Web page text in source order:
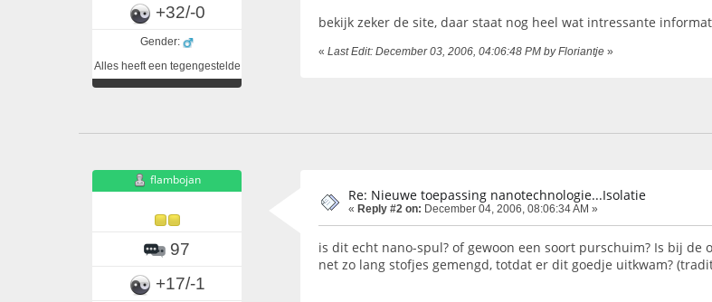
+32/-0
Gender:
Alles heeft een tegengestelde
bekijk zeker de site, daar staat nog heel wat intressante
« Last Edit: December 03, 2006, 04:06:48 PM by Floriantje »
flambojan
97
+17/-1
Re: Nieuwe toepassing nanotechnologie...Isolatie
« Reply #2 on: December 04, 2006, 08:06:34 AM »
is dit echt nano-spul? of gewoon een soort purschuim? Is bij
net zo lang stofjes gemengd, totdat er dit goedje uitkwam?